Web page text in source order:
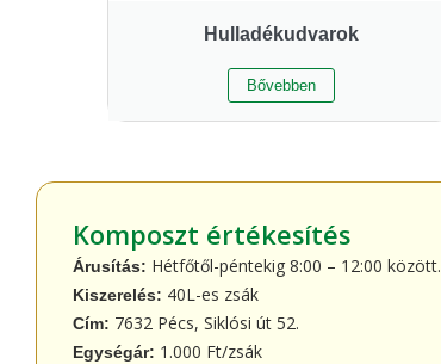
Hulladékudvarok
Bővebben
Komposzt értékesítés
Árusítás: Hétfőtől-péntekig 8:00 – 12:00 között.
Kiszerelés: 40L-es zsák
Cím: 7632 Pécs, Siklósi út 52.
Egységár: 1.000 Ft/zsák